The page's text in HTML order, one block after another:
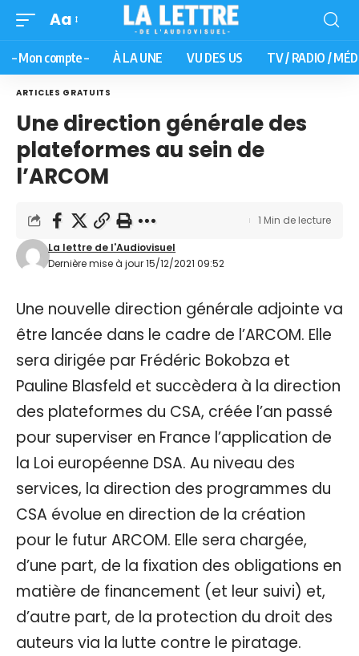
Aa
– Mon compte – À LA UNE VU DES US TV / RADIO /
ARTICLES GRATUITS
Une direction générale des
plateformes au sein de
l’ARCOM
Dernière mise à jour 15/12/2021 09:52
La lettre de l'Audiovisuel
1 Min de lecture
Une nouvelle direction générale adjointe va
être lancée dans le cadre de l’ARCOM. Elle
sera dirigée par Frédéric Bokobza et
Pauline Blasfeld et succèdera à la direction
des plateformes du CSA, créée l’an passé
pour superviser en France l’application de
la Loi européenne DSA. Au niveau des
services, la direction des programmes du
CSA évolue en direction de la création
pour le futur ARCOM. Elle sera chargée,
d’une part, de la fixation des obligations en
matière de financement (et leur suivi) et,
d’autre part, de la protection du droit des
auteurs via la lutte contre le piratage.